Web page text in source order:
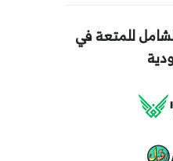
للمتعة في